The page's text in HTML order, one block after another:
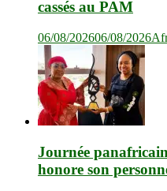
cassés au PAM
06/08/202606/08/2026
Journée
honore son